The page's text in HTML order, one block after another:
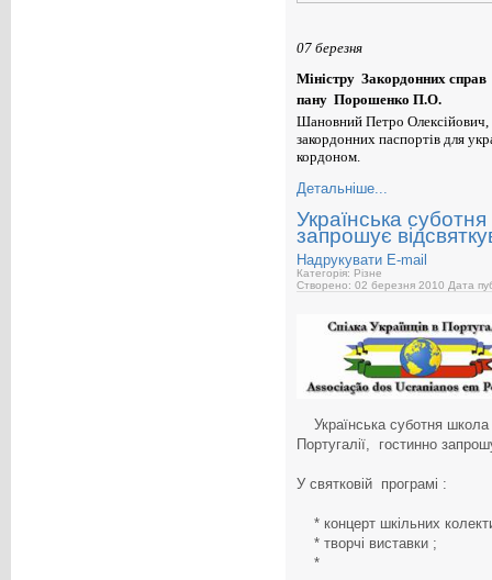
07 березня
Міністру Закордонних справ
пану Порошенко П.О.
Шановний Петро
закордонних паспортів для
кордоном.
Детальніше...
Українська
запрошує
Надрукувати E-mail
Категорія: Різне
Створено: 02 березня 2010 Дата
Українська суботня школа
Португалії, гостинно
У святковій програмі :
* концерт шкільних
* творчі виставки ;
*